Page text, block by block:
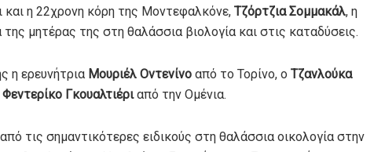
η 22χρονη κόρη της Μοντεφαλκόνε, Τζόρτζια Σομμακάλ, η
μητέρας της στη θαλάσσια βιολογία και στις καταδύσεις.
η ερευνήτρια Μουριέλ Οντενίνο από το Τορίνο, ο Τζανλούκα
Φεντερίκο Γκουαλτιέριαπό την Ομένια.
τις σημαντικότερες ειδικούς στη θαλάσσια οικολογία στην